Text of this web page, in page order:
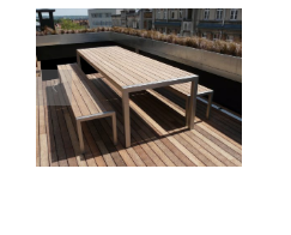
Banc BANCOKID